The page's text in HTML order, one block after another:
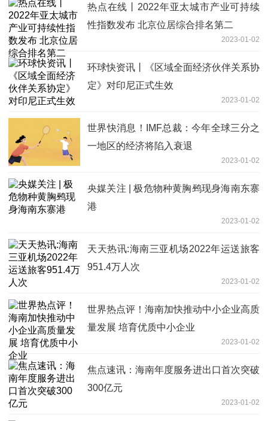
热点在线丨2022年亚太城市产业可持续
性指数发布 北京位居综合排名第二
2023-01-02
环球快资讯丨《区域全面经济伙伴关系协
定》对印尼正式生效
2023-01-02
世界快消息！IMF总裁：今年全球三分之
一地区的经济将陷入衰退
2023-01-02
央媒关注 | 极危物种黄胸鹀现身海南东寨
港
2023-01-02
天天热讯:海南三亚机场2022年运送旅客
951.4万人次
2023-01-02
世界热点评！海南加快推动中小企业高质
量发展 培育优质中小企业
2023-01-02
焦点速讯：海南年度服务进出口首次突破
300亿元
2023-01-02